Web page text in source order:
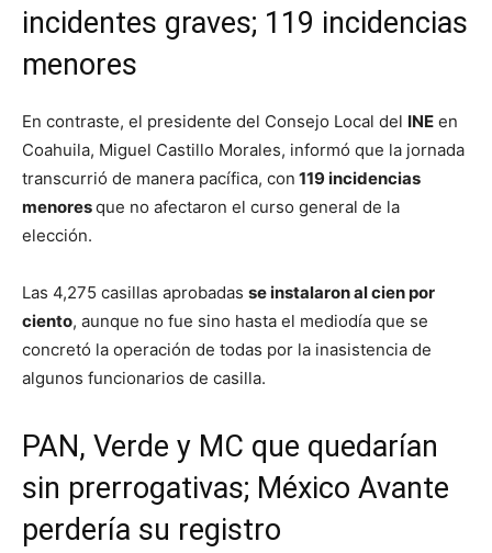
incidentes graves; 119 incidencias
menores
En contraste, el presidente del Consejo Local del INE en
Coahuila, Miguel Castillo Morales, informó que la jornada
transcurrió de manera pacífica, con 119 incidencias
menoresque no afectaron el curso general de la
elección.
Las 4,275 casillas aprobadas se instalaron al cien por
ciento, aunque no fue sino hasta el mediodía que se
concretó la operación de todas por la inasistencia de
algunos funcionarios de casilla.
PAN, Verde y MC que quedarían
sin prerrogativas; México Avante
perdería su registro